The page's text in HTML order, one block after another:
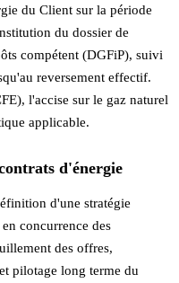
du Client sur la période
du dossier de
compétent (DGFiP), suivi
reversement effectif.
l'accise sur le gaz naturel
applicable.
d'énergie
d'une stratégie
concurrence des
des offres,
pilotage long terme du